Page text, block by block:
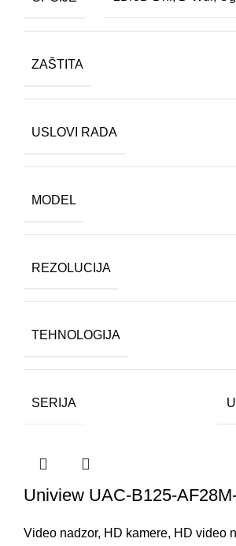
ZAŠTITA
USLOVI RADA
MODEL
REZOLUCIJA
TEHNOLOGIJA
SERIJA
Uniview UAC-B125-
Video nadzor, HD kamere, HD video